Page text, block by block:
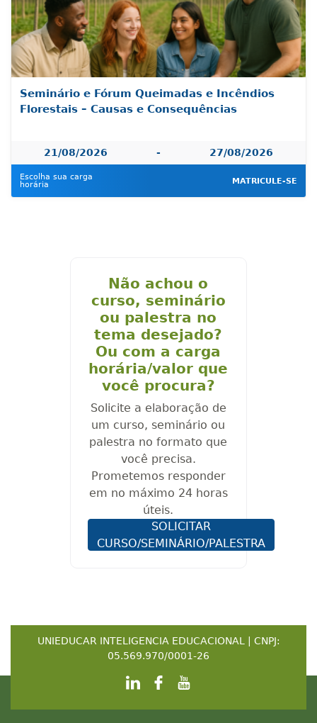
Seminário e Fórum Queimadas e Incêndios
Florestais – Causas e Consequências
21/08/2026 - 27/08/2026
Escolha sua carga
horária
MATRICULE-SE
Não achou o
curso, seminário
ou palestra no
tema desejado?
Ou com a carga
horária/valor que
você procura?
Solicite a elaboração de
um curso, seminário ou
palestra no formato que
você precisa.
Prometemos responder
em no máximo 24 horas
úteis.
SOLICITAR
CURSO/SEMINÁRIO/PALESTRA
UNIEDUCAR INTELIGENCIA EDUCACIONAL | CNPJ:
05.569.970/0001-26